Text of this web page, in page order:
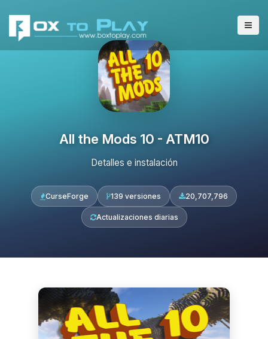
All the Mods 10 - ATM10
Detalles e instalación
CurseForge 139 versiones 20,707,796
Actualizaciones diarias